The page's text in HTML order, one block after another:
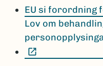
EU si forordning
Lov om